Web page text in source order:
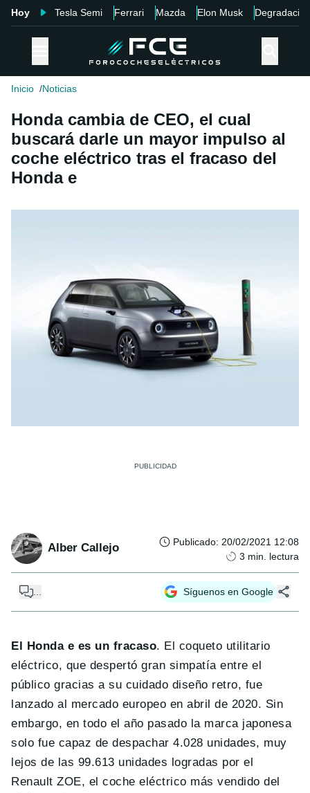
Hoy Tesla Semi Ferrari Mazda Elon Musk Degradación
Inicio Noticias
Honda cambia de CEO, el cual
buscará darle un mayor impulso al
coche eléctrico tras el fracaso del
Honda e
Alber Callejo Publicado: 20/02/2021 12:08
3 min. lectura
Síguenos en Google
El Honda e es un fracaso. El coqueto utilitario
eléctrico, que despertó gran simpatía entre el
público gracias a su cuidado diseño retro, fue
lanzado al mercado europeo en abril de 2020. Sin
embargo, en todo el año pasado la marca japonesa
solo fue capaz de despachar 4.028 unidades, muy
lejos de las 99.613 unidades logradas por el
Renault ZOE, el coche eléctrico más vendido del